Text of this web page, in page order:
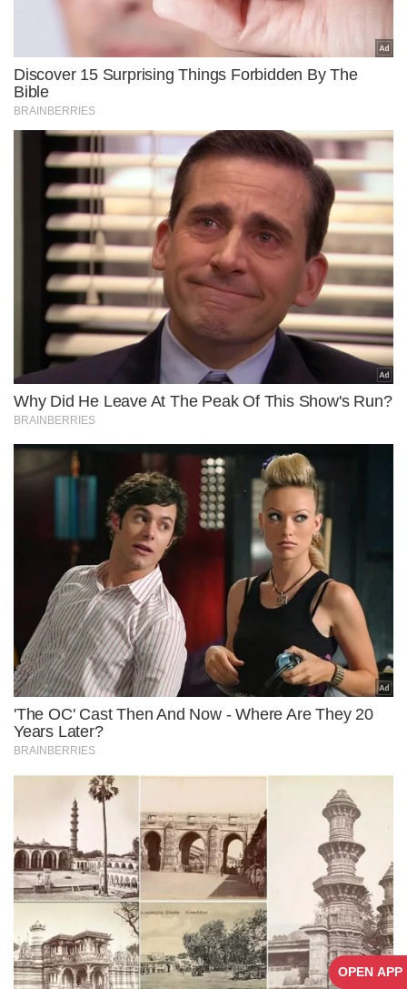
OPEN APP